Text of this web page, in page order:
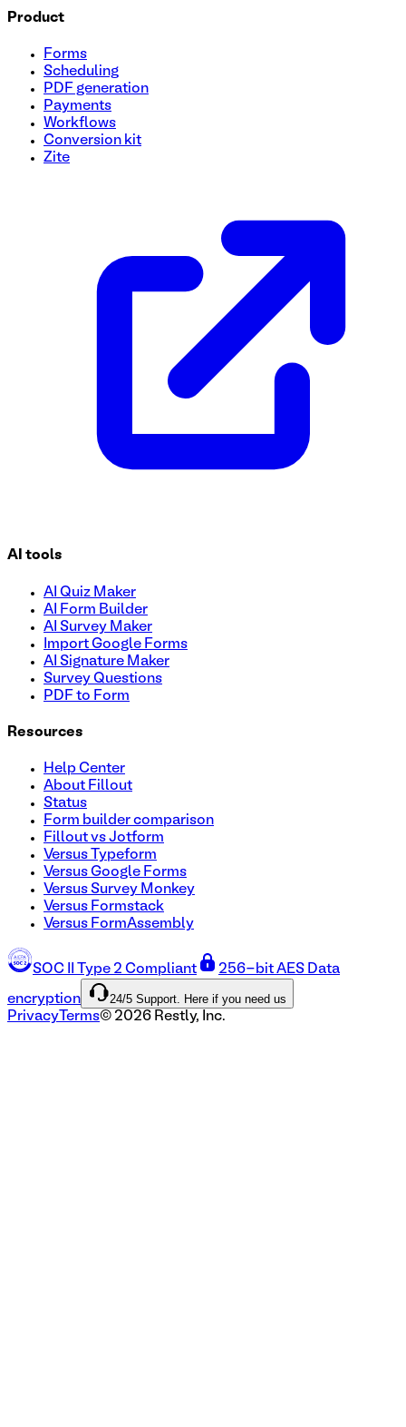
Optimice sus entradas para sorteos sin esfuerzo con
eficiente. Personalice campos, agregue su logotipo y
clientes potenciales y hacer crecer su audiencia.
Product
Forms
Scheduling
PDF generation
Payments
Workflows
Conversion kit
Zite
AI tools
AI Quiz Maker
AI Form Builder
AI Survey Maker
Import Google Forms
AI Signature Maker
Survey Questions
PDF to Form
Resources
Help Center
About Fillout
Status
Form builder comparison
Fillout vs Jotform
Versus Typeform
Versus Google Forms
Versus Survey Monkey
Versus Formstack
Versus FormAssembly
SOC II Type 2 Compliant 256-bit AES Data
encryption 24/5 Support. Here if you need us
Privacy Terms© 2026 Restly, Inc.